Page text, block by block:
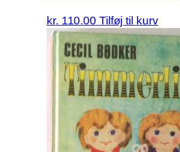
kr. 110.00 Tilføj til kurv